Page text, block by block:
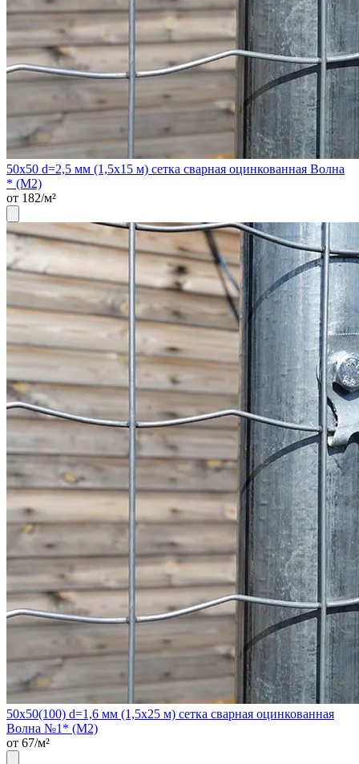
50х50 d=2,5 мм (1,5х15 м) сетка сварная оцинкованная Волна
* (М2)
от 182/м²
50х50(100) d=1,6 мм (1,5х25 м) сетка сварная оцинкованная
Волна №1* (М2)
от 67/м²